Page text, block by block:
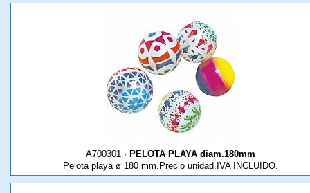
A700301 · PELOTA PLAYA diam.180mm
Pelota playa ø 180 mm.Precio unidad.IVA INCLUIDO.